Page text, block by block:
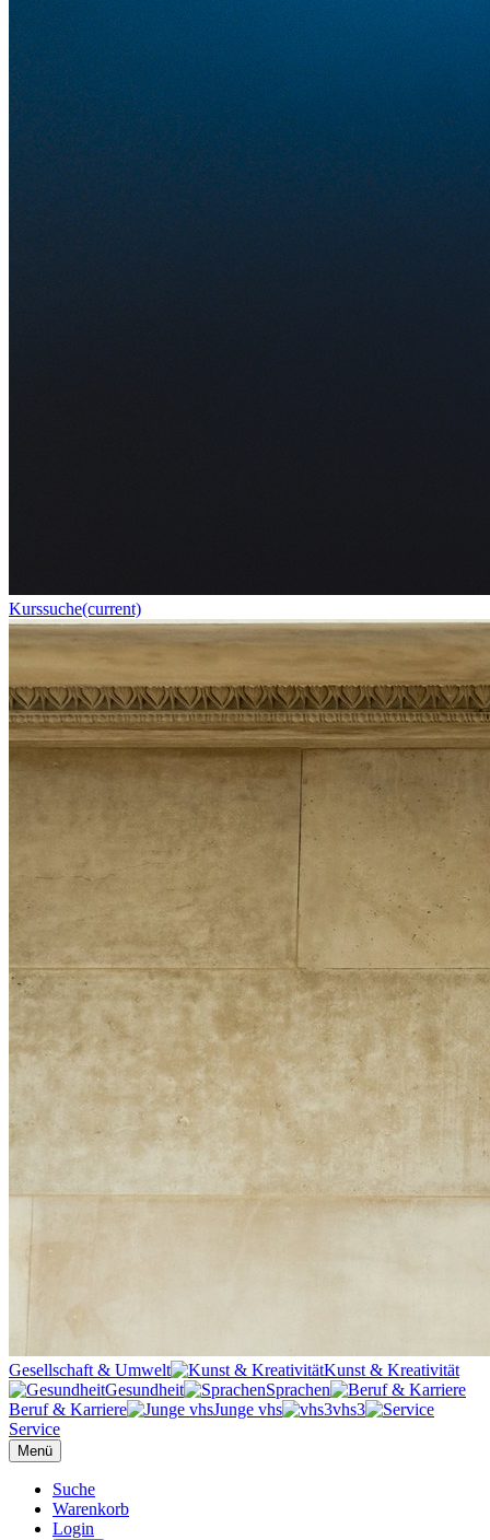
Kurssuche(current)
Gesellschaft & Umwelt
Kunst & Kreativität
Gesundheit
Sprachen
Beruf & Karriere
Junge vhs
vhs3
Service
Menü
Suche
Warenkorb
Login